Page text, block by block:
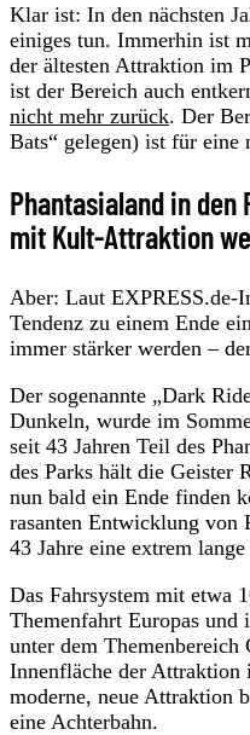
Klar ist: In den nächsten
einiges tun. Immerhin ist
der ältesten Attraktion im
ist der Bereich auch
nicht mehr zurück. Der
Bats“ gelegen) ist für eine
Phantasialand in den
mit Kult-Attraktion
Aber: Laut EXPRESS.de-
Tendenz zu einem Ende
immer stärker werden –
Der sogenannte „Dark
Dunkeln, wurde im
seit 43 Jahren Teil des
des Parks hält die Geister
nun bald ein Ende finden
rasanten Entwicklung von
43 Jahre eine extrem
Das Fahrsystem mit etwa
Themenfahrt Europas und
unter dem
Innenfläche der Attraktion
moderne, neue Attraktion
eine Achterbahn.